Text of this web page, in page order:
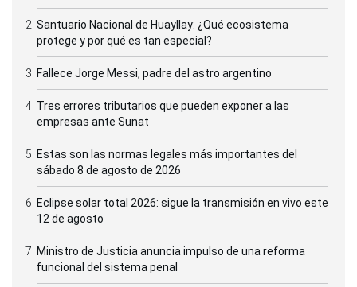
Santuario Nacional de Huayllay: ¿Qué ecosistema
protege y por qué es tan especial?
Fallece Jorge Messi, padre del astro argentino
Tres errores tributarios que pueden exponer a las
empresas ante Sunat
Estas son las normas legales más importantes del
sábado 8 de agosto de 2026
Eclipse solar total 2026: sigue la transmisión en vivo este
12 de agosto
Ministro de Justicia anuncia impulso de una reforma
funcional del sistema penal